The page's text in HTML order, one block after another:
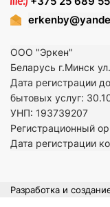
ООО "Эркен"
Беларусь г.Минск
Дата регистрации
бытовых услуг:
УНП: 193739207
Регистрационный
Дата регистрации
Разработка и